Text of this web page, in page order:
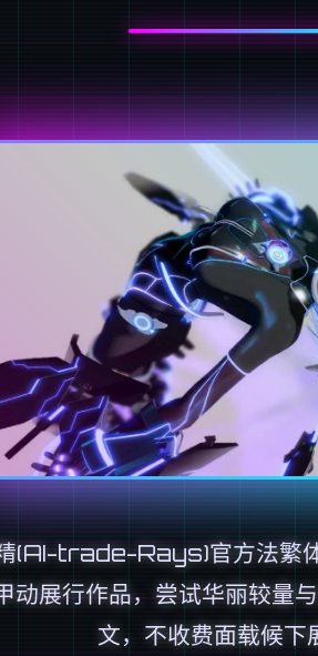
(AI-trade-Rays)官方法繁
动展行作品，尝试华丽较量
文，不收费面载候下